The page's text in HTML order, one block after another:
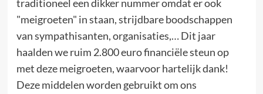
traditioneel een dikker nummer omdat er ook
"meigroeten" in staan, strijdbare boodschappen
van sympathisanten, organisaties,… Dit jaar
haalden we ruim 2.800 euro financiële steun op
met deze meigroeten, waarvoor hartelijk dank!
Deze middelen worden gebruikt om ons